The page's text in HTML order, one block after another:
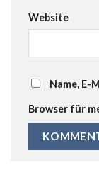
Website
Name, E-
Browser für